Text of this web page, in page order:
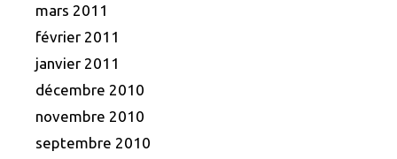
mars 2011
février 2011
janvier 2011
décembre 2010
novembre 2010
septembre 2010